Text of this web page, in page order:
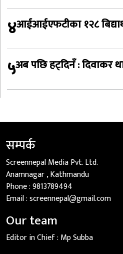
४आईआईएफटीका १२८
५अब पछि हट्दिनँ : दिवाकर
सम्पर्क
Screennepal Media Pvt. Ltd.
Anamnagar , Kathmandu
Phone :9813789494
Email :screennepal@gmail.com
Our team
Editor in Chief : Mp Subba